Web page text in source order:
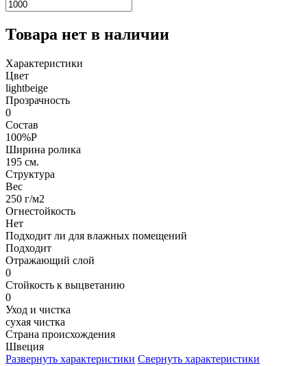
Товара нет в наличии
Характеристики
Цвет
lightbeige
Прозрачность
0
Состав
100%P
Ширина ролика
195 см.
Структура
Вес
250 г/м2
Огнестойкость
Нет
Подходит ли для влажных помещений
Подходит
Отражающий слой
0
Стойкость к выцветанию
0
Уход и чистка
сухая чистка
Страна происхождения
Швеция
Развернуть характеристики Свернуть характеристики